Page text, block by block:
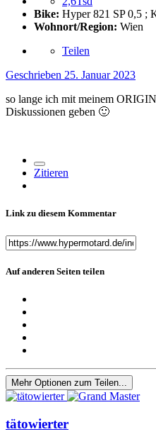
Bike: Hyper 821 SP 0,5 ;
Wohnort/Region: Wien
Teilen
Geschrieben 25. Januar 2023
so lange ich mit meinem
Diskussionen geben 🙂
Zitieren
Link zu diesem Kommentar
Auf anderen Seiten teilen
Mehr Optionen zum Teilen...
tätowierter